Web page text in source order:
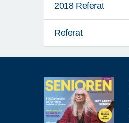
2018 Referat
Referat